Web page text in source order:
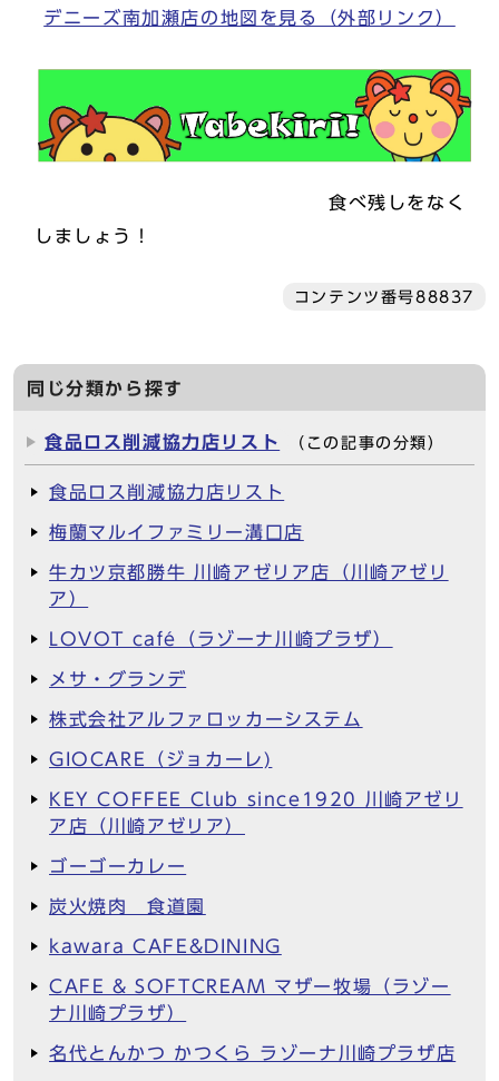
デニーズ南加瀬店の地図を見る（外部リンク）
食べ残しをなく
しましょう！
コンテンツ番号88837
同じ分類から探す
食品ロス削減協力店リスト （この記事の分類）
食品ロス削減協力店リスト
梅蘭マルイファミリー溝口店
牛カツ京都勝牛 川崎アゼリア店（川崎アゼリ
ア）
LOVOT café（ラゾーナ川崎プラザ）
メサ・グランデ
株式会社アルファロッカーシステム
GIOCARE（ジョカーレ)
KEY COFFEE Club since1920 川崎アゼリ
ア店（川崎アゼリア）
ゴーゴーカレー
炭火焼肉 食道園
kawara CAFE&DINING
CAFE & SOFTCREAM マザー牧場（ラゾー
ナ川崎プラザ）
名代とんかつ かつくら ラゾーナ川崎プラザ店